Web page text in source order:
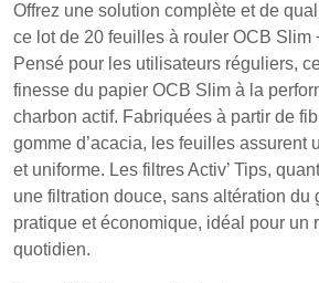
Offrez une solution complète et de
ce lot de 20 feuilles à rouler OCB Slim
Pensé pour les utilisateurs réguliers,
finesse du papier OCB Slim à la
charbon actif. Fabriquées à partir de
gomme d’acacia, les feuilles assurent
et uniforme. Les filtres Activ’ Tips,
une filtration douce, sans altération du
pratique et économique, idéal pour un
quotidien.